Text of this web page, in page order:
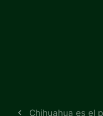
Chihuahua es el